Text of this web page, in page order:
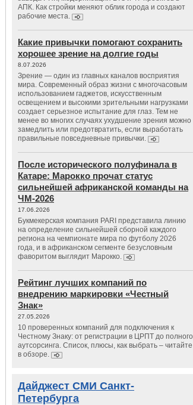
АПК. Как стройки меняют облик города и создают
рабочие места.
Какие привычки помогают сохранить
хорошее зрение на долгие годы
8.07.2026
Зрение — один из главных каналов восприятия
мира. Современный образ жизни с многочасовым
использованием гаджетов, искусственным
освещением и высокими зрительными нагрузками
создает серьезное испытание для глаз. Тем не
менее во многих случаях ухудшение зрения можно
замедлить или предотвратить, если выработать
правильные повседневные привычки.
После исторического полуфинала в
Катаре: Марокко прочат статус
сильнейшей африканской команды на
ЧМ-2026
17.06.2026
Букмекерская компания PARI представила линию
на определение сильнейшей сборной каждого
региона на чемпионате мира по футболу 2026
года, и в африканском сегменте безусловным
фаворитом выглядит Марокко.
Рейтинг лучших компаний по
внедрению маркировки «Честный
Знак»
27.05.2026
10 проверенных компаний для подключения к
Честному Знаку: от регистрации в ЦРПТ до полного
аутсорсинга. Список, плюсы, как выбрать – читайте
в обзоре.
Дайджест СМИ Санкт-
Петербурга